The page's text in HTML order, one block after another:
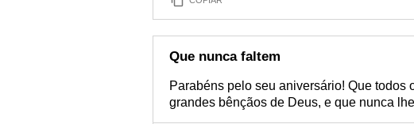
Que nunca faltem
Parabéns pelo seu aniversário! Que
grandes bênçãos de Deus, e que nunca